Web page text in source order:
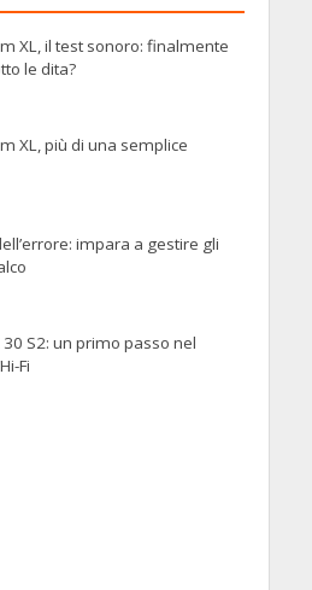
XL, il test sonoro: finalmente
le dita?
XL, più di una semplice
impara a gestire gli
30 S2: un primo passo nel
Fi